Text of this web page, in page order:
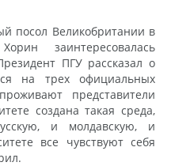
посол Великобритании в
заинтересовалась
ПГУ рассказал о
на трех официальных
представители
создана такая среда,
и молдавскую, и
все чувствуют себя